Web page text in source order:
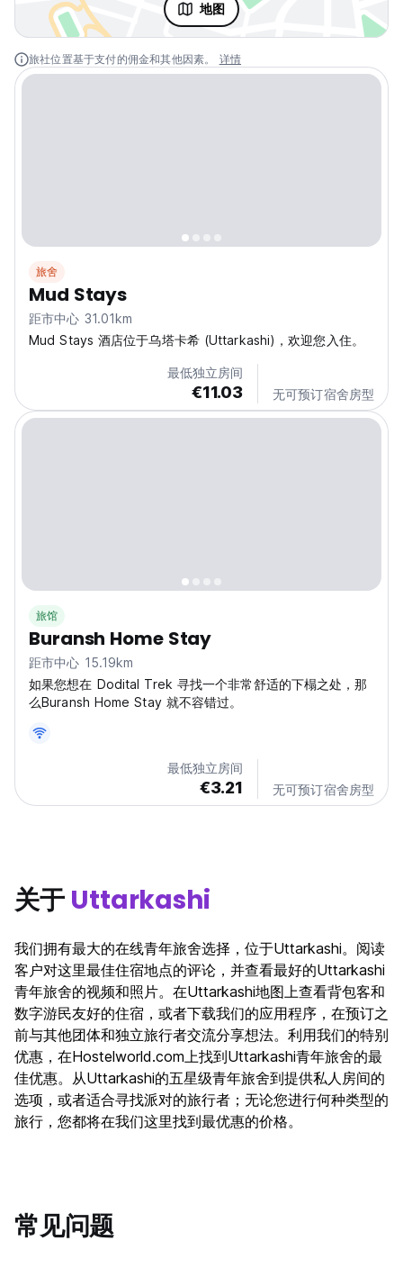
地图
旅社位置基于支付的佣金和其他因素。 详情
旅舍
Mud Stays
距市中心 31.01km
Mud Stays 酒店位于乌塔卡希 (Uttarkashi)，欢迎您入住。
最低独立房间
€11.03 无可预订宿舍房型
旅馆
Buransh Home Stay
距市中心 15.19km
如果您想在 Dodital Trek 寻找一个非常舒适的下榻之处，那
么Buransh Home Stay 就不容错过。
最低独立房间
€3.21 无可预订宿舍房型
关于 Uttarkashi
我们拥有最大的在线青年旅舍选择，位于Uttarkashi。阅读
客户对这里最佳住宿地点的评论，并查看最好的Uttarkashi
青年旅舍的视频和照片。在Uttarkashi地图上查看背包客和
数字游民友好的住宿，或者下载我们的应用程序，在预订之
前与其他团体和独立旅行者交流分享想法。利用我们的特别
优惠，在Hostelworld.com上找到Uttarkashi青年旅舍的最
佳优惠。从Uttarkashi的五星级青年旅舍到提供私人房间的
选项，或者适合寻找派对的旅行者；无论您进行何种类型的
旅行，您都将在我们这里找到最优惠的价格。
常见问题